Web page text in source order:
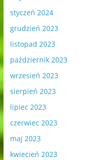
styczeń 2024
grudzień 2023
listopad 2023
październik 2023
wrzesień 2023
sierpień 2023
lipiec 2023
czerwiec 2023
maj 2023
kwiecień 2023